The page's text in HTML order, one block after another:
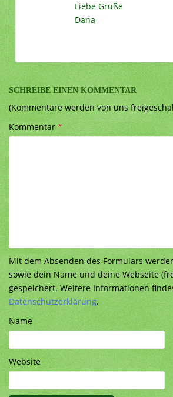
Liebe Grüße
Dana
SCHREIBE EINEN KOMMENTAR
(Kommentare werden von uns
Kommentar*
Mit dem Absenden des Formulars
sowie dein Name und deine Webseite
gespeichert. Weitere Informationen
Datenschutzerklärung.
Name
Website